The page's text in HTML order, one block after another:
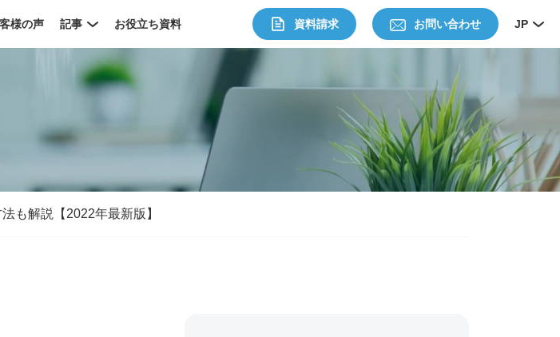
様の声 記事 お役立ち資料 JP
資料請求 お問い合わせ
も解説【2022年最新版】